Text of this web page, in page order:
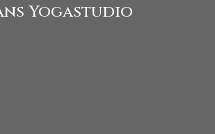
Yogastudio